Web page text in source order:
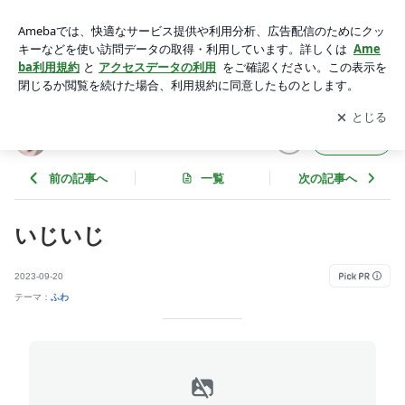
アプリをダウンロードして ブログの更新通知
を受け取りまし
ょう。
開く
前の記事へ 一覧 次の記事へ
いじいじ
2023-09-20
テーマ： ふわ